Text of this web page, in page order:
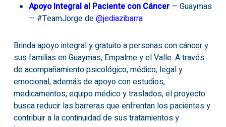
Apoyo Integral al Paciente con Cáncer— Guaymas
— #TeamJorge de@jediazibarra
Brinda apoyo integral y gratuito a personas con cáncer y
sus familias en Guaymas, Empalme y el Valle. A través
de acompañamiento psicológico, médico, legal y
emocional, además de apoyo con estudios,
medicamentos, equipo médico y traslados, el proyecto
busca reducir las barreras que enfrentan los pacientes y
contribuir a la continuidad de sus tratamientos y